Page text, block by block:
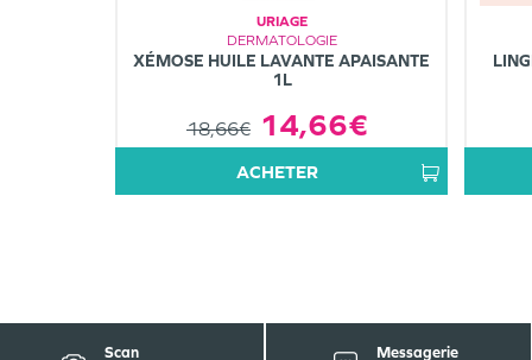
URIAGE
DERMATOLOGIE
XÉMOSE HUILE LAVANTE APAISANTE
1L
18,66€ 14,66€
ACHETER
Scan
Messagerie